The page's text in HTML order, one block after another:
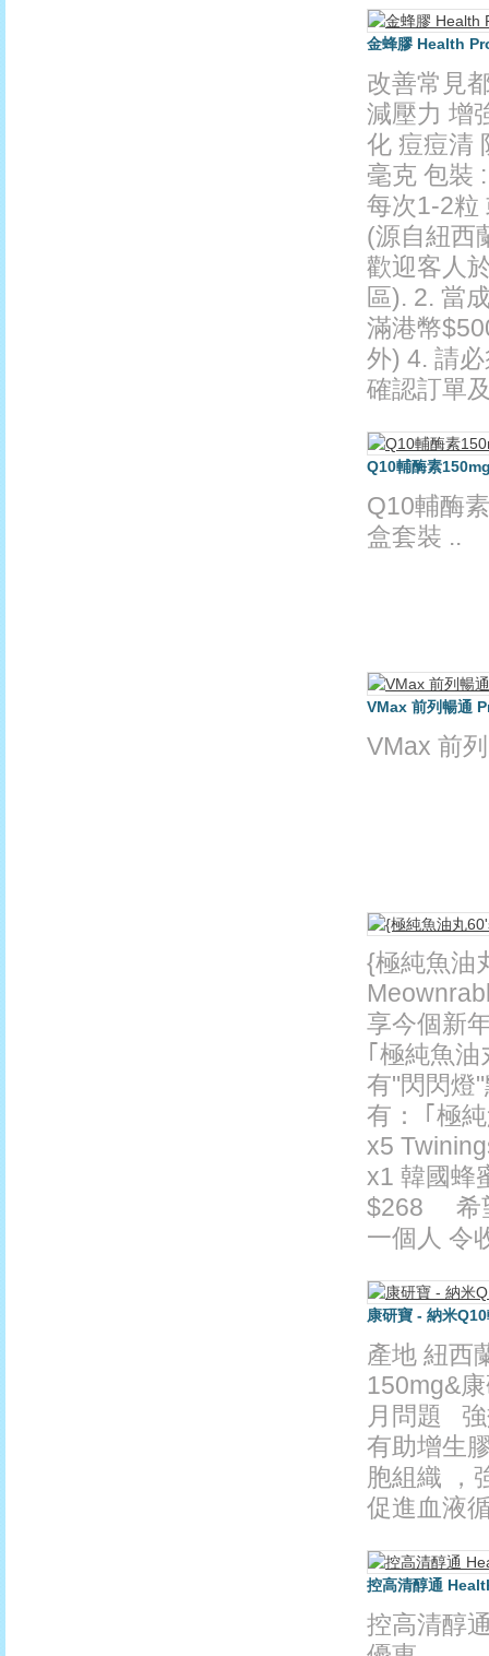
金蜂膠 Health
改善常見
減壓力 增
化 痘痘清
毫克 包裝
每次1-2粒
(源自紐西
歡迎客人
區). 2. 當
滿港幣
外) 4. 請
確認訂單
Q10輔酶素
Q10輔酶
盒套裝 ..
VMax 前列暢通
VMax 前
{極純魚油
享今個新
｢極純魚
有"閃閃燈
有： ｢極
x5
x1 韓國蜂
$268 希
一個人 令
康研寶 - 納米
產地 紐西
150mg&
月問題
有助增生
胞組織
促進血液
控高清醇通
控高清醇